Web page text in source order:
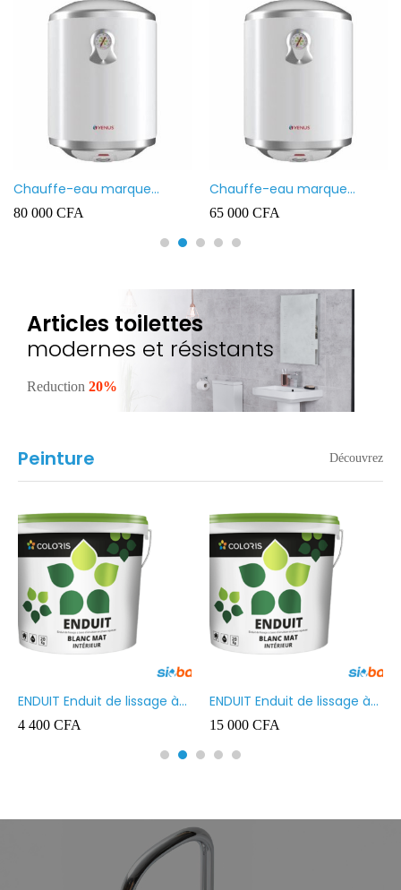
Chauffe-eau marque
VENUS 80L
80 000 CFA
Chauffe-eau marque
VENUS 50L
65 000 CFA
Articles toilettes
modernes et résistants
Reduction 20%
Peinture Découvrez
ENDUIT Enduit de lissage à
base d’émulsion en phase
aqueuse 5kg
4 400 CFA
ENDUIT Enduit de lissage à
base d’émulsion en phase
aqueuse 20kg
15 000 CFA